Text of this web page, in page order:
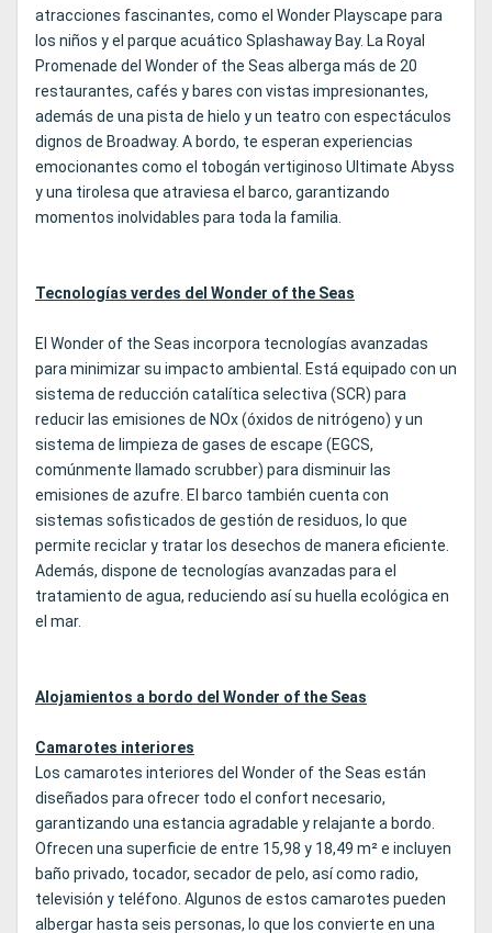
atracciones fascinantes, como el Wonder Playscape para
los niños y el parque acuático Splashaway Bay. La Royal
Promenade del Wonder of the Seas alberga más de 20
restaurantes, cafés y bares con vistas impresionantes,
además de una pista de hielo y un teatro con espectáculos
dignos de Broadway. A bordo, te esperan experiencias
emocionantes como el tobogán vertiginoso Ultimate Abyss
y una tirolesa que atraviesa el barco, garantizando
momentos inolvidables para toda la familia.
Tecnologías verdes del Wonder of the Seas
El Wonder of the Seas incorpora tecnologías avanzadas
para minimizar su impacto ambiental. Está equipado con un
sistema de reducción catalítica selectiva (SCR) para
reducir las emisiones de NOx (óxidos de nitrógeno) y un
sistema de limpieza de gases de escape (EGCS,
comúnmente llamado scrubber) para disminuir las
emisiones de azufre. El barco también cuenta con
sistemas sofisticados de gestión de residuos, lo que
permite reciclar y tratar los desechos de manera eficiente.
Además, dispone de tecnologías avanzadas para el
tratamiento de agua, reduciendo así su huella ecológica en
el mar.
Alojamientos a bordo del Wonder of the Seas
Camarotes interiores
Los camarotes interiores del Wonder of the Seas están
diseñados para ofrecer todo el confort necesario,
garantizando una estancia agradable y relajante a bordo.
Ofrecen una superficie de entre 15,98 y 18,49 m² e incluyen
baño privado, tocador, secador de pelo, así como radio,
televisión y teléfono. Algunos de estos camarotes pueden
albergar hasta seis personas, lo que los convierte en una